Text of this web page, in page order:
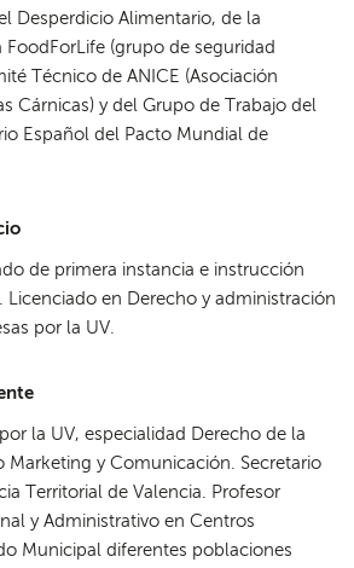
Desperdicio Alimentario, de la
FoodForLife (grupo de seguridad
Técnico de ANICE (Asociación
Cárnicas) y del Grupo de Trabajo del
Español del Pacto Mundial de
de primera instancia e instrucción
Licenciado en Derecho y administración
por la UV.
la UV, especialidad Derecho de la
Marketing y Comunicación. Secretario
Territorial de Valencia. Profesor
y Administrativo en Centros
Municipal diferentes poblaciones